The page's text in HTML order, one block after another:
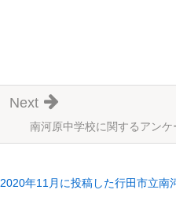
南河原中学校に関するアンケ
Next
2020年11月に投稿した行田市立南